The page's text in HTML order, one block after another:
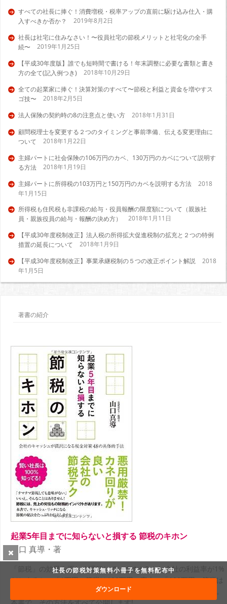
すべての社長に捧ぐ！消費増税・税率アップの直前に駆け込み仕入・購
入すべきか否か？
2019年8月2日
社長は社宅に住みなさい！〜役員社宅の節税メリットと社宅化の全手
続〜
2019年1月25日
【平成30年度版】誰でも短時間で書ける！年末調整に必要な書類と書き
方の全て(記入例つき)
2018年10月29日
全ての起業家に捧ぐ！決算対策のすべて〜節税と利益と資金を増やすス
ゴ技〜
2018年2月5日
法人保険の契約時の8の注意点と使い方
2018年1月31日
顧問税理士を変更する２つのタイミングと事前準備、伝える変更理由に
ついて
2018年1月22日
主婦パートに社会保険の106万円のカベ、130万円のカベについて説明す
る方法
2018年1月19日
主婦パートに所得税の103万円と150万円のカベを説明する方法
2018
年1月15日
所得税も住民税も非課税の給与・役員報酬の限度額について（親族社
員・親族役員の給与・報酬の決め方）
2018年1月11日
【平成30年度税制改正】法人税の所得拡大促進税制の拡充と２つの特例
措置の延長について
2018年1月9日
【平成30年度税制改正】事業承継税制の５つの改正ポイント解説
2018
年1月5日
著書の紹介
起業5年目までに知らないと損する 節税のキホン
山口 真導・著
「節税」の効果を正しく理解していますか? もし会社の利益率が1%
だとすると、「1万円の節税は100万円の売上」「100万円の節税は
1億円の売上」「1000万円の節税は10億円の売上」に匹敵します。
本書で、その方法をすべて公開します!
社長の節税対策無料小冊子を無料配布中
ダウンロード